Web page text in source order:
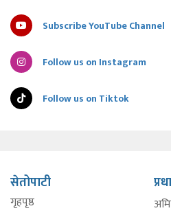
Subscribe YouTube Channel
Follow us on Instagram
Follow us on Tiktok
सेतोपाटी
गृहपृष्ठ